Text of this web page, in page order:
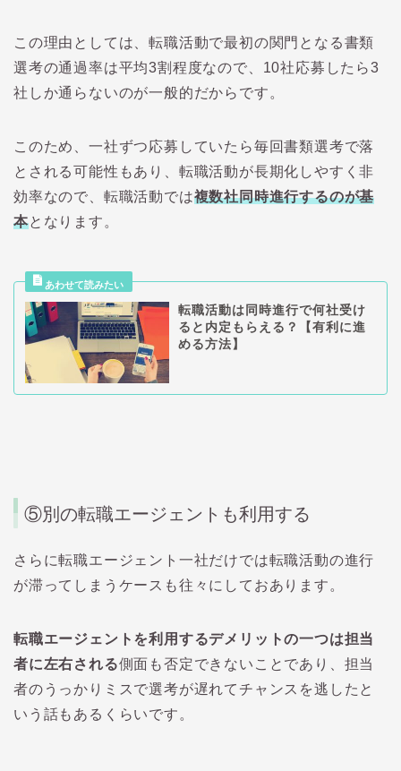
この理由としては、転職活動で最初の関門となる書類
選考の通過率は平均3割程度なので、10社応募したら3
社しか通らないのが一般的だからです。
このため、一社ずつ応募していたら毎回書類選考で落
とされる可能性もあり、転職活動が長期化しやすく非
効率なので、転職活動では複数社同時進行するのが基
本となります。
転職活動は同時進行で何社受け
ると内定もらえる？【有利に進
める方法】
⑤別の転職エージェントも利用する
さらに転職エージェント一社だけでは転職活動の進行
が滞ってしまうケースも往々にしておあります。
転職エージェントを利用するデメリットの一つは担当
者に左右される側面も否定できないことであり、担当
者のうっかりミスで選考が遅れてチャンスを逃したと
いう話もあるくらいです。